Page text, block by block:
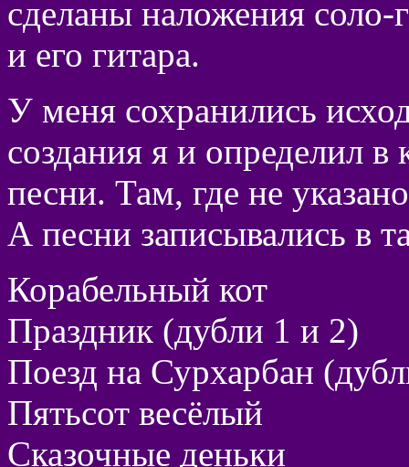
сделаны наложения
и его гитара.
У меня сохранились
создания я и определил в
песни. Там, где не
А песни записывались в
Корабельный кот
Праздник (дубли 1 и 2)
Поезд на Сурхарбан
Пятьсот весёлый
Сказочные деньки